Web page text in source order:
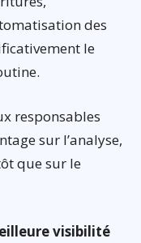
des
le
responsables
sur l’analyse,
que sur le
visibilité